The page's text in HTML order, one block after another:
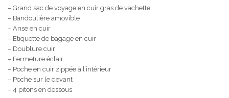
– Grand sac de voyage en cuir gras de vachette
– Bandoulière amovible
– Anse en cuir
– Etiquette de bagage en cuir
– Doublure cuir
– Fermeture éclair
– Poche en cuir zippée à l’intérieur
– Poche sur le devant
– 4 pitons en dessous